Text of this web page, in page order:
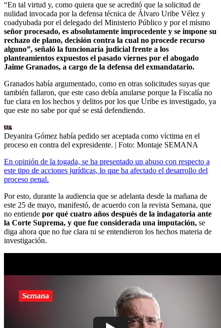
“En tal virtud y, como quiera que se acreditó que la solicitud de
nulidad invocada por la defensa técnica de Álvaro Uribe Vélez y
coadyubada por el delegado del Ministerio Público y por el mismo
señor procesado, es absolutamente improcedente y se impone su
rechazo de plano, decisión contra la cual no procede recurso
alguno”, señaló la funcionaria judicial frente a los
planteamientos expuestos el pasado viernes por el abogado
Jaime Granados, a cargo de la defensa del exmandatario.
Granados había argumentado, como en otras solicitudes suyas que
también fallaron, que este caso debía anularse porque la Fiscalía no
fue clara en los hechos y delitos por los que Uribe es investigado, ya
que este no sabe por qué se está defendiendo.
Deyanira Gómez había pedido ser aceptada como víctima en el
proceso en contra del expresidente. | Foto: Montaje SEMANA
En opinión de la togada, se ha presentado un abuso con respecto a
este tipo de acciones jurídicas, lo que ha afectado el desarrollo del
proceso penal.
Por esto, durante la audiencia que se adelanta desde la mañana de
este 25 de mayo, manifestó, de acuerdo con la revista Semana, que
no entiende por qué cuatro años después de la indagatoria ante
la Corte Suprema, y que fue considerada una imputación, se
diga ahora que no fue clara ni se entendieron los hechos materia de
investigación.